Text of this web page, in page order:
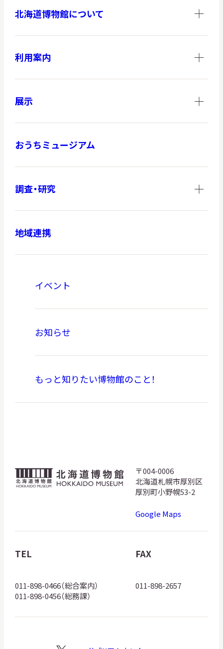
北海道博物館について
利用案内
展示
おうちミュージアム
調査・研究
地域連携
イベント
お知らせ
もっと知りたい博物館のこと！
北
海
物
館
ゴ
〒004-0006
北海道札幌市厚別区
厚別町小野幌53-2
Google Maps
TEL
011-898-0466（総合案内）
011-898-0456（総務課）
FAX
011-898-2657